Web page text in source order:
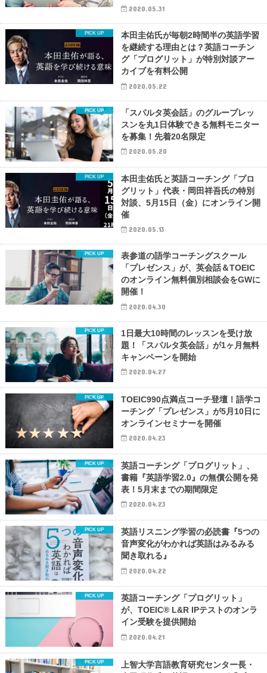
2020.05.31
本田圭佑氏が毎朝2時間半の英語学習
を継続する理由とは？英語コーチン
グ「プログリット」が特別対談アー
カイブを有料公開
2020.05.22
「スパルタ英会話」のグループレッ
スンを丸1日体験できる無料モニター
を募集！先着20名限定
2020.05.20
本田圭佑氏と英語コーチング「プロ
グリット」代表・岡田祥吾氏の特別
対談、5月15日（金）にオンライン開
催
2020.05.13
表参道の語学コーチングスクール
「プレゼンス」が、英会話＆TOEIC
のオンライン無料個別相談会をGWに
開催！
2020.04.30
1日最大10時間のレッスンを受け放
題！「スパルタ英会話」が1ヶ月無料
キャンペーンを開始
2020.04.27
TOEIC990点満点コーチ登壇！語学コ
ーチング「プレゼンス」が5月10日に
オンラインセミナーを開催
2020.04.23
英語コーチング「プログリット」、
書籍『英語学習2.0』の無償公開を発
表！5月末までの期間限定
2020.04.23
英語リスニング学習の必読書『5つの
音声変化がわかれば英語はみるみる
聞き取れる』
2020.04.22
英語コーチング「プログリット」
が、TOEIC® L&R IPテストのオンラ
イン受験を提供開始
2020.04.21
上智大学言語教育研究センター長・